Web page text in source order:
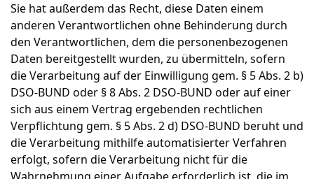
Sie hat außerdem das Recht, diese Daten einem
anderen Verantwortlichen ohne Behinderung durch
den Verantwortlichen, dem die personenbezogenen
Daten bereitgestellt wurden, zu übermitteln, sofern
die Verarbeitung auf der Einwilligung gem. § 5 Abs. 2 b)
DSO-BUND oder § 8 Abs. 2 DSO-BUND oder auf einer
sich aus einem Vertrag ergebenden rechtlichen
Verpflichtung gem. § 5 Abs. 2 d) DSO-BUND beruht und
die Verarbeitung mithilfe automatisierter Verfahren
erfolgt, sofern die Verarbeitung nicht für die